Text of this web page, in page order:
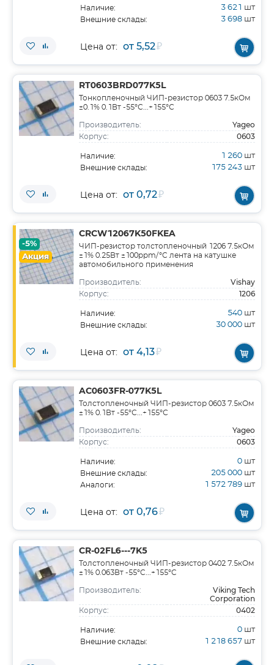
Наличие: 3 621 шт
Внешние склады: 3 698 шт
Цена от: от 5,52₽
RT0603BRD077K5L
Тонкопленочный ЧИП-резистор 0603 7.5кОм
±0.1% 0.1Вт -55°С...+155°С
Производитель: Yageo
Корпус: 0603
Наличие: 1 260 шт
Внешние склады: 175 243 шт
Цена от: от 0,72₽
-5%
Акция
CRCW12067K50FKEA
ЧИП-резистор толстопленочный 1206 7.5кОм
±1% 0.25Вт ±100ppm/°C лента на катушке
автомобильного применения
Производитель: Vishay
Корпус: 1206
Наличие: 540 шт
Внешние склады: 30 000 шт
Цена от: от 4,13₽
AC0603FR-077K5L
Толстопленочный ЧИП-резистор 0603 7.5кОм
±1% 0.1Вт -55°С...+155°С
Производитель: Yageo
Корпус: 0603
Наличие: 0 шт
Внешние склады: 205 000 шт
Аналоги: 1 572 789 шт
Цена от: от 0,76₽
CR-02FL6---7K5
Толстопленочный ЧИП-резистор 0402 7.5кОм
±1% 0.063Вт -55°C...+155°C
Производитель:
Viking Tech
Corporation
Корпус: 0402
Наличие: 0 шт
Внешние склады: 1 218 657 шт